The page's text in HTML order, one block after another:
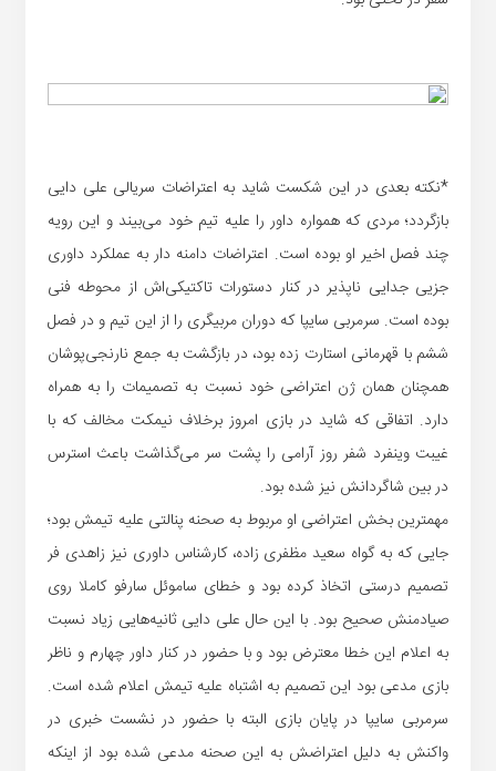
*نکته بعدی در این شکست شاید به اعتراضات سریالی علی دایی
بازگردد؛ مردی که همواره داور را علیه تیم خود می‌بیند و این رویه
چند فصل اخیر او بوده است. اعتراضات دامنه دار به عملکرد داوری
جزیی جدایی ناپذیر در کنار دستورات تاکتیکی‌اش از محوطه فنی
بوده است. سرمربی سایپا که دوران مربیگری را از این تیم و در فصل
ششم با قهرمانی استارت زده بود، در بازگشت به جمع نارنجی‌پوشان
همچنان همان ژن اعتراضی خود نسبت به تصمیمات را به همراه
دارد. اتفاقی که شاید در بازی امروز برخلاف نیمکت مخالف که با
غیبت وینفرد شفر روز آرامی را پشت سر می‌گذاشت باعث استرس
در بین شاگردانش نیز شده بود.
مهمترین بخش اعتراضی او مربوط به صحنه پنالتی علیه تیمش بود؛
جایی که به گواه سعید مظفری زاده، کارشناس داوری نیز زاهدی فر
تصمیم درستی اتخاذ کرده بود و خطای ساموئل سارفو کاملا روی
صیادمنش صحیح بود. با این حال علی دایی ثانیه‌هایی زیاد نسبت
به اعلام این خطا معترض بود و با حضور در کنار داور چهارم و ناظر
بازی مدعی بود این تصمیم به اشتباه علیه تیمش اعلام شده است.
سرمربی سایپا در پایان بازی البته با حضور در نشست خبری در
واکنش به دلیل اعتراضش به این صحنه مدعی شده بود از اینکه